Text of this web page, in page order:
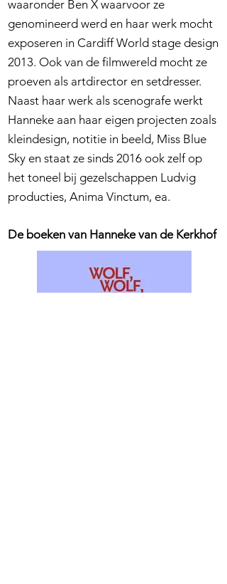
waaronder Ben X waarvoor ze
genomineerd werd en haar werk mocht
exposeren in Cardiff World stage design
2013. Ook van de filmwereld mocht ze
proeven als artdirector en setdresser.
Naast haar werk als scenografe werkt
Hanneke aan haar eigen projecten zoals
kleindesign, notitie in beeld, Miss Blue
Sky en staat ze sinds 2016 ook zelf op
het toneel bij gezelschappen Ludvig
producties, Anima Vinctum, ea.
De boeken van Hanneke van de Kerkhof